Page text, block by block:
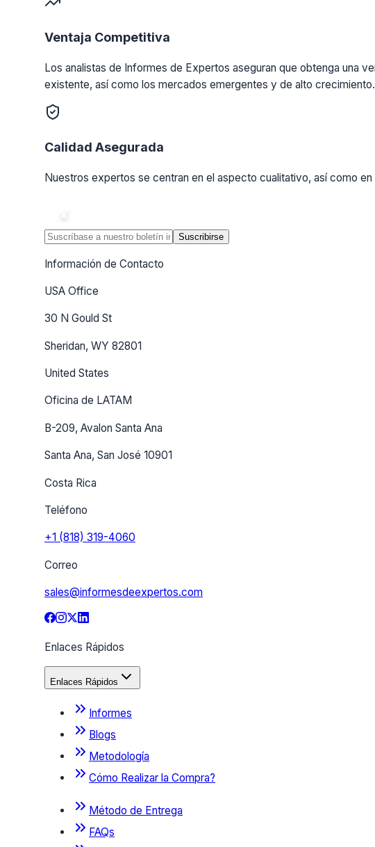
Ventaja Competitiva
Los analistas de Informes de Expertos aseguran que obtenga una
existente, así como los mercados emergentes y de alto crecimiento.
Calidad Asegurada
Nuestros expertos se centran en el aspecto cualitativo, así como
Suscribirse
Información de Contacto
USA Office
30 N Gould St
Sheridan, WY 82801
United States
Oficina de LATAM
B-209, Avalon Santa Ana
Santa Ana, San José 10901
Costa Rica
Teléfono
+1 (818) 319-4060
Correo
sales@informesdeexpertos.com
Enlaces Rápidos
Enlaces Rápidos
Informes
Blogs
Metodología
Cómo Realizar la Compra?
Método de Entrega
FAQs